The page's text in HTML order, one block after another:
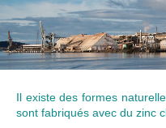
Il existe des formes
sont fabriqués avec du zinc